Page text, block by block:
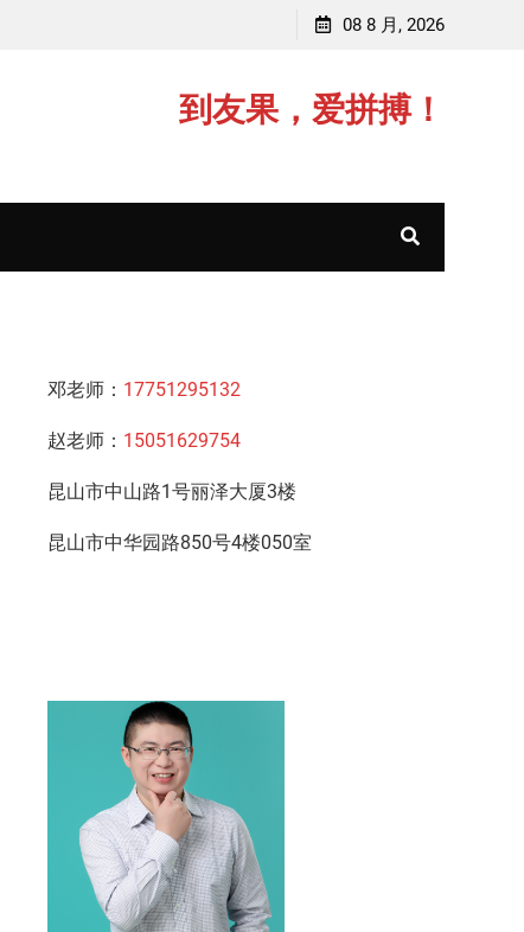
08 8 月, 2026
到友果，爱拼搏！
邓老师： 17751295132
赵老师： 15051629754
昆山市中山路1号丽泽大厦3楼
昆山市中华园路850号4楼050室